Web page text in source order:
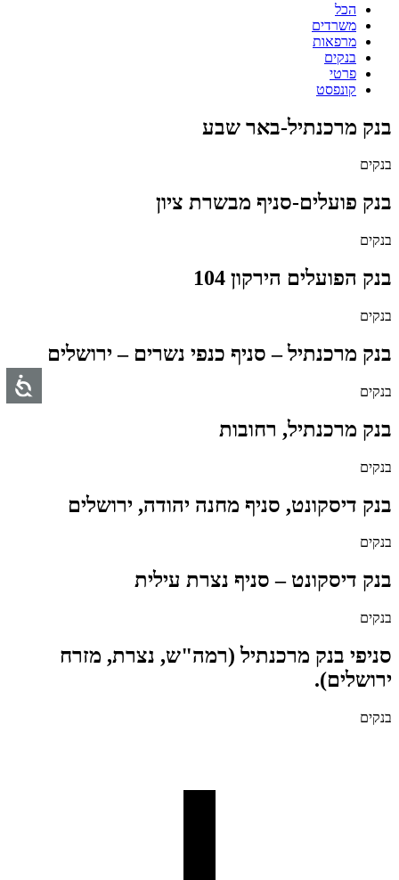
הכל
משרדים
מרפאות
בנקים
פרטי
קונפסט
בנק מרכנתיל-באר שבע
בנקים
בנק פועלים-סניף מבשרת ציון
בנקים
בנק הפועלים הירקון 104
בנקים
בנק מרכנתיל – סניף כנפי נשרים – ירושלים
בנקים
בנק מרכנתיל, רחובות
בנקים
בנק דיסקונט, סניף מחנה יהודה, ירושלים
בנקים
בנק דיסקונט – סניף נצרת עילית
בנקים
סניפי בנק מרכנתיל (רמה"ש, נצרת, מזרח
ירושלים).
בנקים